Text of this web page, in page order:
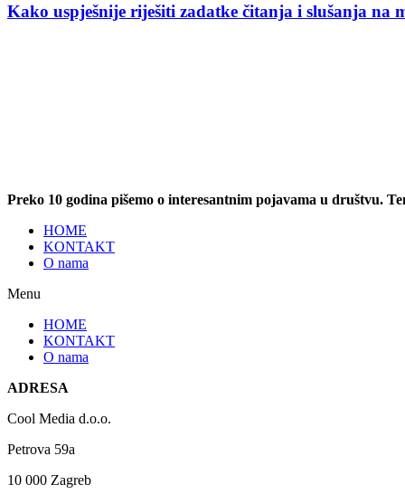
Kako uspješnije riješiti zadatke čitanja i slušanja na
Preko 10 godina pišemo o interesantnim pojavama u društvu.
HOME
KONTAKT
O nama
Menu
HOME
KONTAKT
O nama
ADRESA
Cool Media d.o.o.
Petrova 59a
10 000 Zagreb